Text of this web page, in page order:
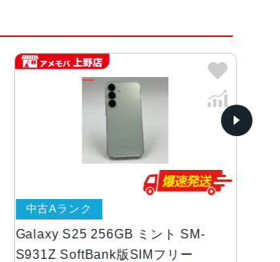
Galaxy S25 256GB ミント SM-
S931Z SoftBank版SIMフリー
中古Aランク